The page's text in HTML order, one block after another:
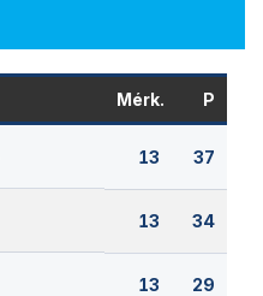
Mérk. P
13 37
13 34
13 29